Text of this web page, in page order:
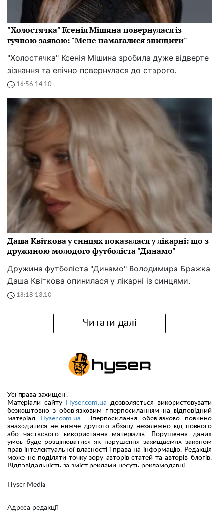
"Холостячка" Ксенія Мішина повернулася із
гучною заявою: "Мене намагалися знищити"
"Холостячка" Ксенія Мішина зробила дуже відверте
зізнання та епічно повернулася до старого.
16:56 14.10
Даша Квіткова у синцях показалася у лікарні: що з
дружиною молодого футболіста "Динамо"
Дружина футболіста "Динамо" Володимира Бражка
Даша Квіткова опинилася у лікарні із синцями.
18:18 13.10
Читати далі
Hyser Media
Адреса редакції
Усі права захищені.
Матеріали сайту
Hyser.com.ua дозволяється використовувати
безкоштовно з обов'язковим гіперпосиланням на відповідний
матеріал
Hyser.com.ua . Гіперпосилання обов'язково повинно
знаходитися не нижче другого абзацу незалежно від повного
або часткового використання матеріалів. Порушення даних
умов буде розцінюватися як порушення захищаемих законом
прав інтелектуальної власності і права на інформацію. Редакція
може не поділяти точку зору авторів статей та авторів блогів.
Відповідальність за зміст реклами несуть рекламодавці.